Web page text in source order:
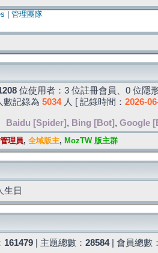
管理團隊
位使用者：3 位註冊會員、0 位隱
數記錄為 5034人 [ 記錄時間： 2026-
Baidu [Spider] , Bing [Bot] , Google
管理員, 全域版主, MozTW 版主群
生日
161479 | 主題總數： 28584| 會員總數